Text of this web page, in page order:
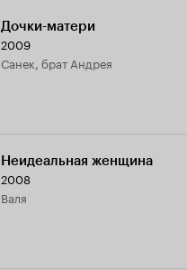
Дочки-матери
2009
Санек, брат Андрея
Неидеальная женщина
2008
Валя